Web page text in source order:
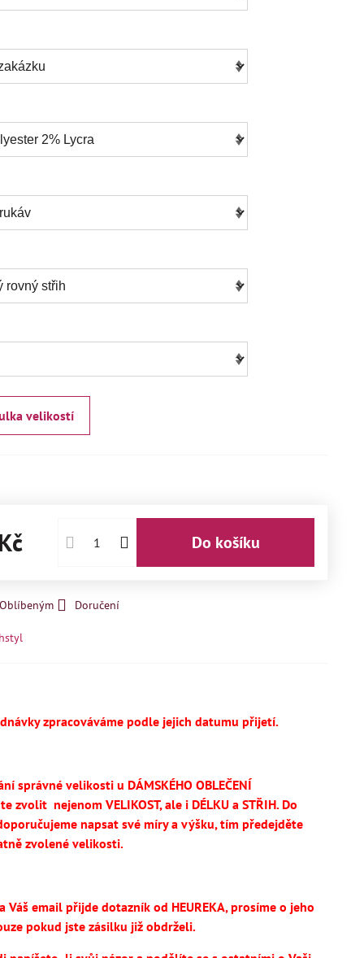
velikostí
Do košíku
Doručení
zpracováváme podle jejich datumu přijetí.
správné velikosti u DÁMSKÉHO OBLEČENÍ
zvolitnejenom VELIKOST, ale i DÉLKU a STŘIH. Do
napsat své míry a výšku, tím předejděte
zvolené velikosti.
Váš email přijde dotazník od HEUREKA, prosíme o jeho
pokud jste zásilku již obdrželi.